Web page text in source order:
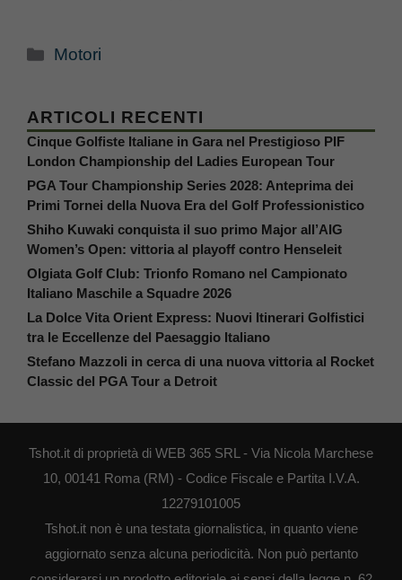
Categorie
Motori
ARTICOLI RECENTI
Cinque Golfiste Italiane in Gara nel Prestigioso PIF
London Championship del Ladies European Tour
PGA Tour Championship Series 2028: Anteprima dei
Primi Tornei della Nuova Era del Golf Professionistico
Shiho Kuwaki conquista il suo primo Major all’AIG
Women’s Open: vittoria al playoff contro Henseleit
Olgiata Golf Club: Trionfo Romano nel Campionato
Italiano Maschile a Squadre 2026
La Dolce Vita Orient Express: Nuovi Itinerari Golfistici
tra le Eccellenze del Paesaggio Italiano
Stefano Mazzoli in cerca di una nuova vittoria al Rocket
Classic del PGA Tour a Detroit
Tshot.it di proprietà di WEB 365 SRL - Via Nicola Marchese
10, 00141 Roma (RM) - Codice Fiscale e Partita I.V.A.
12279101005
Tshot.it non è una testata giornalistica, in quanto viene
aggiornato senza alcuna periodicità. Non può pertanto